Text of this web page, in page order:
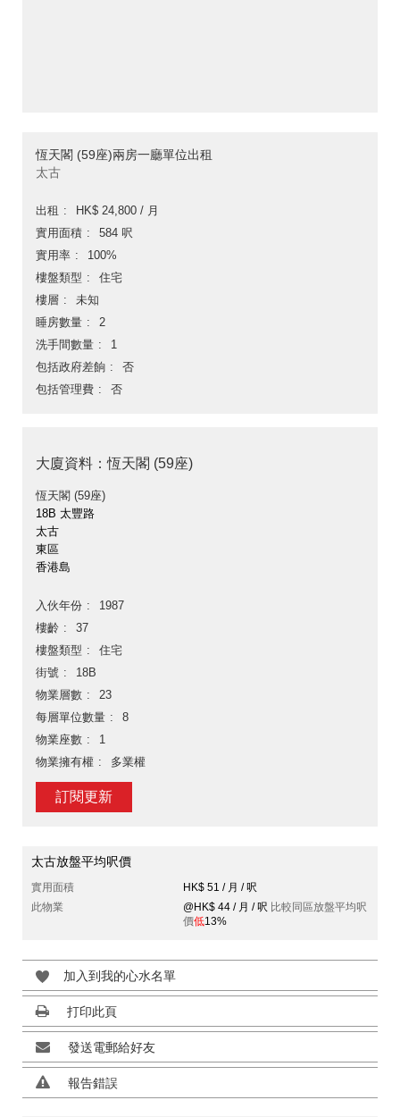
恆天閣 (59座)兩房一廳單位出租
太古
出租
HK$ 24,800 / 月
實用面積
584 呎
實用率
100%
樓盤類型
住宅
樓層
未知
睡房數量
2
洗手間數量
1
包括政府差餉
否
包括管理費
否
大廈資料：恆天閣 (59座)
恆天閣 (59座)
18B 太豐路
太古
東區
香港島
入伙年份
1987
樓齡
37
樓盤類型
住宅
街號
18B
物業層數
23
每層單位數量
8
物業座數
1
物業擁有權
多業權
訂閱更新
太古放盤平均呎價
實用面積
HK$ 51 / 月 / 呎
此物業
@HK$ 44 / 月 / 呎 比較同區放盤平均呎
價低13%
加入到我的心水名單
打印此頁
發送電郵給好友
報告錯誤